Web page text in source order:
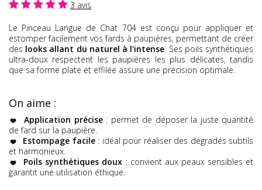
3 avis
Le Pinceau Langue de Chat 704 est conçu pour appliquer et
estomper facilement vos fards à paupières, permettant de créer
des looks allant du naturel à l'intense. Ses poils synthétiques
ultra-doux respectent les paupières les plus délicates, tandis
que sa forme plate et effilée assure une précision optimale.
On aime :
Application précise: permet de déposer la juste quantité
de fard sur la paupière.
Estompage facile: idéal pour réaliser des dégradés subtils
et harmonieux.
Poils synthétiques doux : convient aux peaux sensibles et
garantit une utilisation éthique.